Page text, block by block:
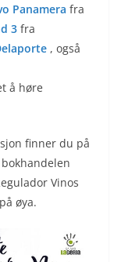
Panamera fra
3 fra
, også
å høre
finner du på
bokhandelen
Vinos
øya.